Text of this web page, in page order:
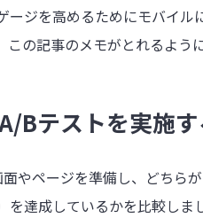
ージを高めるためにモバイ
この記事のメモがとれるよう
A/Bテストを実施
やページを準備し、どちら
を達成しているかを比較しま